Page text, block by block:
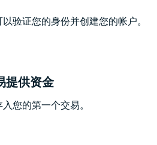
验证您的身份并创建您的帐户。
提供资金
您的第一个交易。